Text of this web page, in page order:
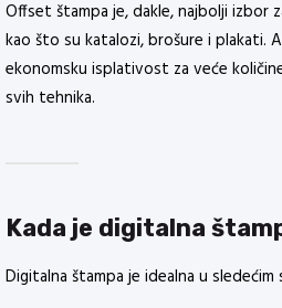
Offset štampa je, dakle, najbolji izbor
kao što su katalozi, brošure i plakati.
ekonomsku isplativost za veće
svih tehnika.
Kada je digitalna
Digitalna štampa je idealna u sledećim